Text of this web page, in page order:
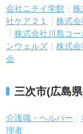
会社ニチイ学館
株
社ケア２１
株式会
株式会社川島コ
ンウェルズ
株式会
会
三次市(広島
介護職・ヘルパー
理者